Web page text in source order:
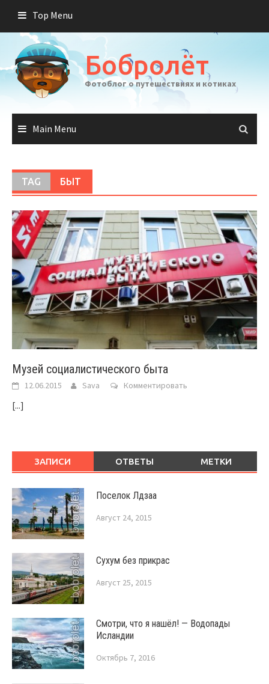
content
Top Menu
Бобролёт
Фотоблог о путешествиях и котиках
Main Menu
TAG БЫТ
Музей социалистического быта
12.06.2015 Sava Комментировать
[...]
ЗАПИСИ ОТВЕТЫ МЕТКИ
Поселок Лдзаа
Август 24, 2015
Сухум без прикрас
Август 25, 2015
Смотри, что я нашёл! — Водопады
Исландии
Октябрь 7, 2016